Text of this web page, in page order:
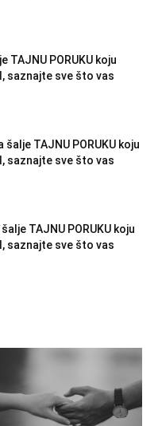
TAJNU PORUKU koju
saznajte sve što vas
šalje TAJNU PORUKU koju
saznajte sve što vas
TAJNU PORUKU koju
saznajte sve što vas